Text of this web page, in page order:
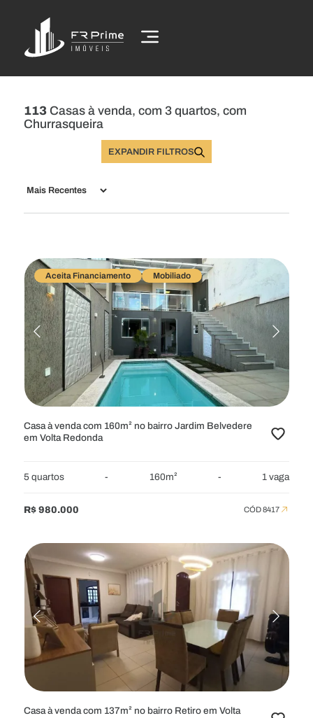
113 Casas à venda, com 3 quartos, com
Churrasqueira
EXPANDIR FILTROS
Comprar
RESIDENCIAL
APARTAMENTOS APARTAMENTOS
APARTAMENTOS GARDEN
APARTAMENTOS GARDEN CASAS CASAS
COBERTURAS
TERRENOS TERRENOS
COMERCIAL
GALPÕES GALPÕES LOJAS LOJAS
PONTOS PONTOS PRÉDIOS PRÉDIOS
SALAS SALAS
LOCALIZAÇÃO
Selecione
Aceita Financiamento Mobiliado
Casa à venda com 160m² no bairro Jardim Belvedere
em Volta Redonda
5 quartos - 160m² - 1 vaga
R$ 980.000 CÓD 8417
Casa à venda com 137m² no bairro Retiro em Volta